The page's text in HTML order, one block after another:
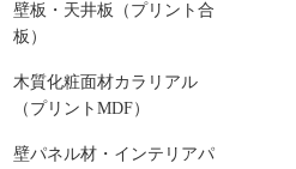
壁板・天井板（プリント合
板）
木質化粧面材カラリアル
（プリントMDF）
壁パネル材・インテリアパ